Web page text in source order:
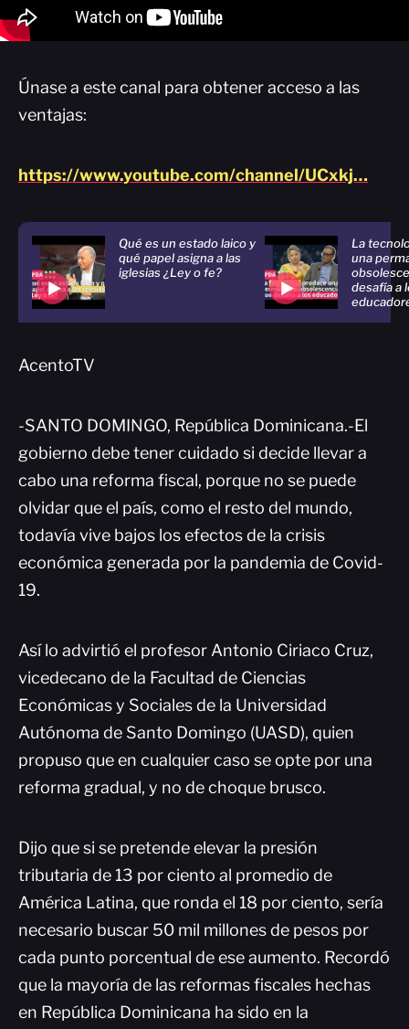
Únase a este canal para obtener acceso a las
ventajas:
https://www.youtube.com/channel/UCxkj…
Qué es un estado laico y
qué papel asigna a las
iglesias ¿Ley o fe?
La
una
desafía a
AcentoTV
-SANTO DOMINGO, República Dominicana.-El
gobierno debe tener cuidado si decide llevar a
cabo una reforma fiscal, porque no se puede
olvidar que el país, como el resto del mundo,
todavía vive bajos los efectos de la crisis
económica generada por la pandemia de Covid-
19.
Así lo advirtió el profesor Antonio Ciriaco Cruz,
vicedecano de la Facultad de Ciencias
Económicas y Sociales de la Universidad
Autónoma de Santo Domingo (UASD), quien
propuso que en cualquier caso se opte por una
reforma gradual, y no de choque brusco.
Dijo que si se pretende elevar la presión
tributaria de 13 por ciento al promedio de
América Latina, que ronda el 18 por ciento, sería
necesario buscar 50 mil millones de pesos por
cada punto porcentual de ese aumento. Recordó
que la mayoría de las reformas fiscales hechas
en República Dominicana ha sido en la